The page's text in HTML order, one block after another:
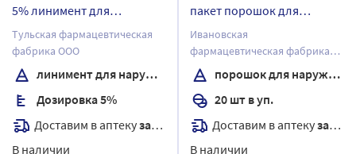
5% линимент для
наружного применения 30
гр туба
Тульская фармацевтическая
фабрика ООО
линимент для наружного применения
Дозировка 5%
Доставим в аптекузавтра
В наличии
пакет порошок для
наружного применения
Ивановская
фармацевтическая фабрика
ОАО
порошок для наружного применения
20 шт в уп.
Доставим в аптекузавтра
В наличии